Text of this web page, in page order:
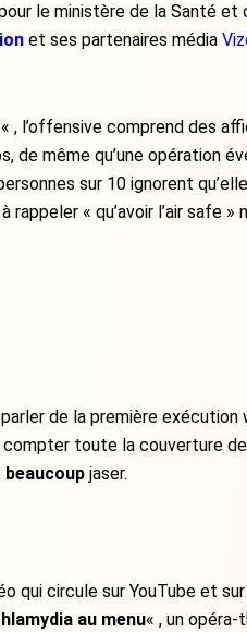
le ministère de la Santé et
et ses partenaires média
« , l’offensive comprend des
même qu’une opération
sur 10 ignorent
« qu’avoir l’air safe »
de la première
toute la couverture
beaucoup jaser.
qui circule sur YouTube et
au menu« , un